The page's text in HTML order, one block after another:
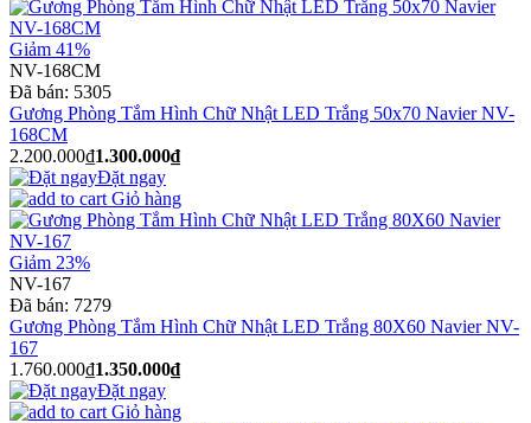
Giảm 41%
NV-168CM
Đã bán: 5305
Gương Phòng Tắm Hình Chữ Nhật LED Trắng 50x70 Navier NV-
168CM
2.200.000₫1.300.000₫
Đặt ngay
Giỏ hàng
Giảm 23%
NV-167
Đã bán: 7279
Gương Phòng Tắm Hình Chữ Nhật LED Trắng 80X60 Navier NV-
167
1.760.000₫1.350.000₫
Đặt ngay
Giỏ hàng